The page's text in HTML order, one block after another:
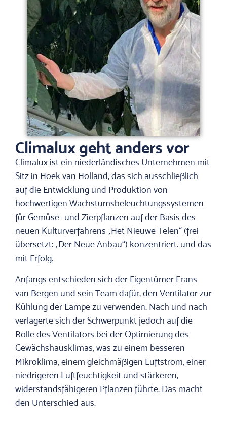
Climalux geht anders vor
Climalux ist ein niederländisches Unternehmen mit
Sitz in Hoek van Holland, das sich ausschließlich
auf die Entwicklung und Produktion von
hochwertigen Wachstumsbeleuchtungssystemen
für Gemüse- und Zierpflanzen auf der Basis des
neuen Kulturverfahrens „Het Nieuwe Telen“ (frei
übersetzt: „Der Neue Anbau“) konzentriert. und das
mit Erfolg.
Anfangs entschieden sich der Eigentümer Frans
van Bergen und sein Team dafür, den Ventilator zur
Kühlung der Lampe zu verwenden. Nach und nach
verlagerte sich der Schwerpunkt jedoch auf die
Rolle des Ventilators bei der Optimierung des
Gewächshausklimas, was zu einem besseren
Mikroklima, einem gleichmäßigen Luftstrom, einer
niedrigeren Luftfeuchtigkeit und stärkeren,
widerstandsfähigeren Pflanzen führte. Das macht
den Unterschied aus.